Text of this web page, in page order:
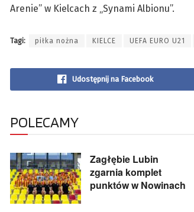
Arenie” w Kielcach z „Synami Albionu”.
Tagi: piłka nożna KIELCE UEFA EURO U21
Udostępnij na Facebook
POLECAMY
Zagłębie Lubin
zgarnia komplet
punktów w Nowinach